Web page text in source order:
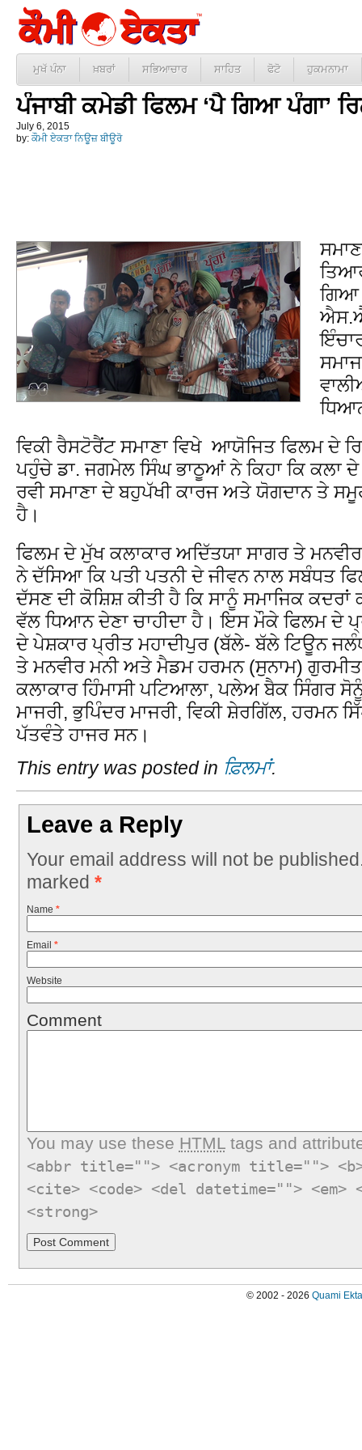
ਮੁਖੱ ਪੰਨਾ ਖ਼ਬਰਾਂ ਸਭਿਆਚਾਰ ਸਾਹਿਤ ਫੋਟੋ ਹੁਕਮਨਾਮਾ
ਪੰਜਾਬੀ ਕਮੇਡੀ ਫਿਲਮ ‘ਪੈ ਗਿਆ ਪੰਗਾ’
July 6, 2015
by: ਕੌਮੀ ਏਕਤਾ ਨਿਊਜ਼ ਬੀਊਰੋ
ਗਿਆ
ਵਿਕੀ ਰੈਸਟੋਰੈਂਟ ਸਮਾਣਾ ਵਿਖੇ ਆਯੋਜਿਤ ਫਿਲਮ ਦੇ
ਪਹੁੰਚੇ ਡਾ. ਜਗਮੇਲ ਸਿੰਘ ਭਾਠੂਆਂ ਨੇ ਕਿਹਾ ਕਿ ਕਲਾ
ਰਵੀ ਸਮਾਣਾ ਦੇ ਬਹੁਪੱਖੀ ਕਾਰਜ ਅਤੇ ਯੋਗਦਾਨ ਤੇ
ਹੈ।
ਫਿਲਮ ਦੇ ਮੁੱਖ ਕਲਾਕਾਰ ਅਦਿੱਤਯਾ ਸਾਗਰ ਤੇ
ਨੇ ਦੱਸਿਆ ਕਿ ਪਤੀ ਪਤਨੀ ਦੇ ਜੀਵਨ ਨਾਲ ਸਬੰਧਤ
ਦੱਸਣ ਦੀ ਕੋਸ਼ਿਸ਼ ਕੀਤੀ ਹੈ ਕਿ ਸਾਨੂੰ ਸਮਾਜਿਕ
ਵੱਲ ਧਿਆਨ ਦੇਣਾ ਚਾਹੀਦਾ ਹੈ। ਇਸ ਮੌਕੇ ਫਿਲਮ ਦੇ
ਦੇ ਪੇਸ਼ਕਾਰ ਪ੍ਰੀਤ ਮਹਾਦੀਪੁਰ (ਬੱਲੇ- ਬੱਲੇ ਟਿਊਨ
ਤੇ ਮਨਵੀਰ ਮਨੀ ਅਤੇ ਮੈਡਮ ਹਰਮਨ (ਸੁਨਾਮ)
ਕਲਾਕਾਰ ਹਿੰਮਾਸੀ ਪਟਿਆਲਾ, ਪਲੇਅ ਬੈਕ ਸਿੰਗਰ
ਮਾਜਰੀ, ਭੁਪਿੰਦਰ ਮਾਜਰੀ, ਵਿਕੀ ਸ਼ੇਰਗਿੱਲ, ਹਰਮਨ
ਪੱਤਵੰਤੇ ਹਾਜਰ ਸਨ।
This entry was posted in ਫ਼ਿਲਮਾਂ.
Leave a Reply
Your email address will not be
marked *
Name *
Email *
Website
Comment
You may use these HTMLtags and
<abbr title=""> <acronym title="">
<cite> <code> <del datetime="">
<strong>
© 2002 - 2026 Quami